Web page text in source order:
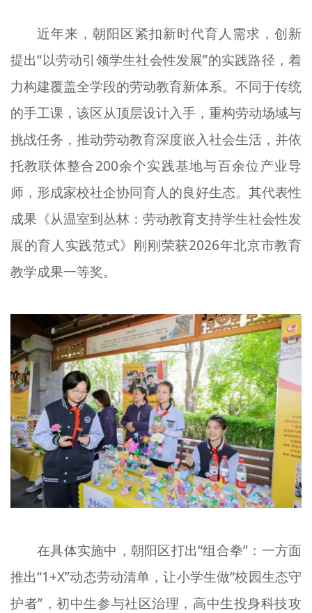
宣传思想文化人才
专题
资料库
+
近年来，朝阳区紧扣新时代育人需求，创新
提出“以劳动引领学生社会性发展”的实践路径，着
力构建覆盖全学段的劳动教育新体系。不同于传统
的手工课，该区从顶层设计入手，重构劳动场域与
挑战任务，推动劳动教育深度嵌入社会生活，并依
托教联体整合200余个实践基地与百余位产业导
师，形成家校社企协同育人的良好生态。其代表性
成果《从温室到丛林：劳动教育支持学生社会性发
展的育人实践范式》刚刚荣获2026年北京市教育
教学成果一等奖。
在具体实施中，朝阳区打出“组合拳”：一方面
推出“1+X”动态劳动清单，让小学生做“校园生态守
护者”，初中生参与社区治理，高中生投身科技攻